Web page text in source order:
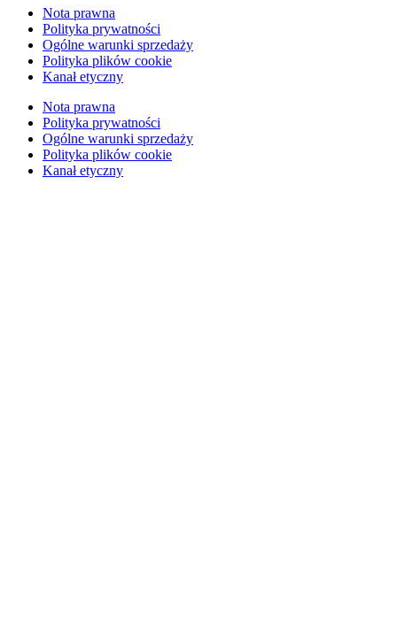
Nota prawna
Polityka prywatności
Ogólne warunki sprzedaży
Polityka plików cookie
Kanał etyczny
Nota prawna
Polityka prywatności
Ogólne warunki sprzedaży
Polityka plików cookie
Kanał etyczny